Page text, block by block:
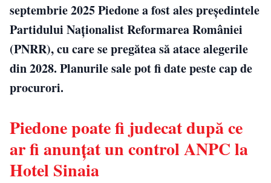
septembrie 2025 Piedone a fost ales președintele
Partidului Naționalist Reformarea României
(PNRR), cu care se pregătea să atace alegerile
din 2028. Planurile sale pot fi date peste cap de
procurori.
Piedone poate fi judecat după ce
ar fi anunțat un control ANPC la
Hotel Sinaia